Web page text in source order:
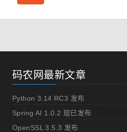
码农网最新文章
Python 3.14 RC3 发布
Spring AI 1.0.2 现已发布
OpenSSL 3.5.3 发布